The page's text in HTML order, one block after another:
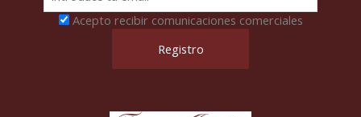
Acepto recibir comunicaciones comerciales